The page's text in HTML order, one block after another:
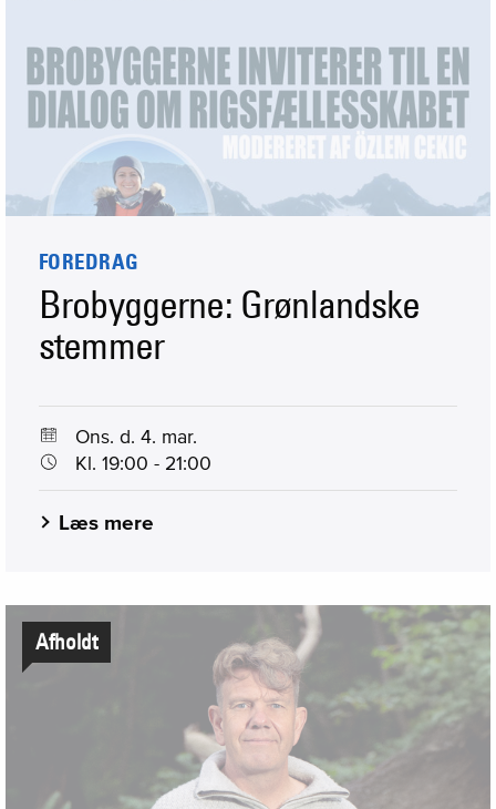
FOREDRAG
Brobyggerne: Grønlandske
stemmer
Ons. d. 4. mar.
Kl. 19:00 - 21:00
Læs mere
Afholdt